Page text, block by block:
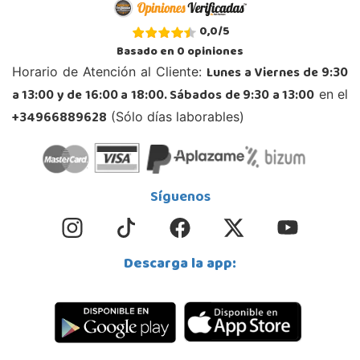
Juguetilandia Collado Villalba
C/Jade, 8, Centro Empresarial Sierra Norte, P-29
28400, Collado Villalba
918 406 791
Localizar Tienda
Juguetilandia Córdoba
C/ INGENIERO JUAN DE LA CIERVA 1 Polígono Industrial La Torrecilla
POCAS UNIDADES
0,0/5
Basado en0opiniones
Horario de Atención al Cliente: Lunes a Viernes de 9:30
a 13:00 y de 16:00 a 18:00. Sábados de 9:30 a 13:00 en el
+34966889628 (Sólo días laborables)
Síguenos
Descarga la app: